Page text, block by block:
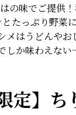
の味でご提供
たっぷり野菜
メはうどんや
しか味わえない
定】ち